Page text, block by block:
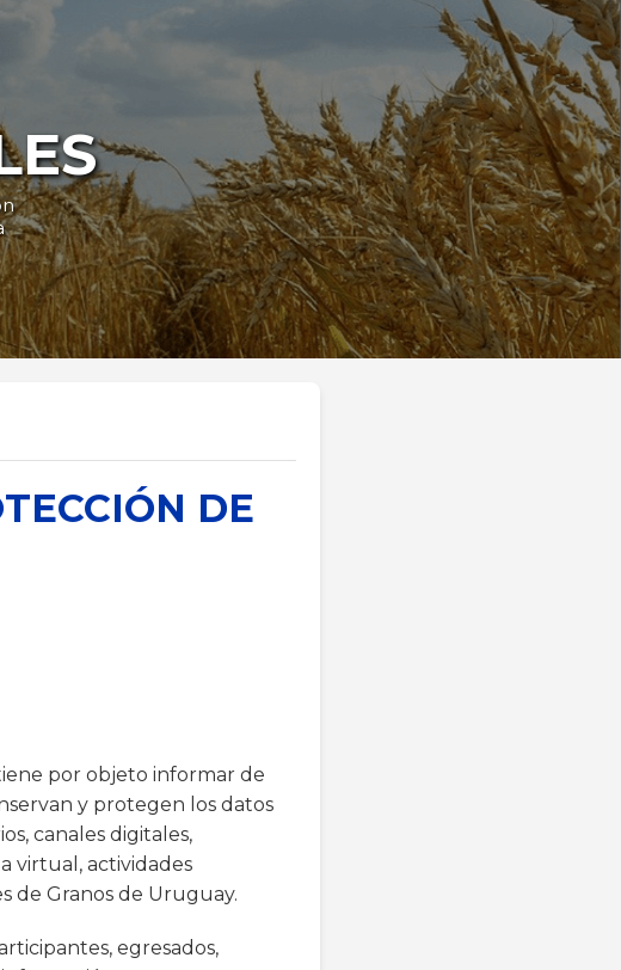
DE
por objeto informar de
y protegen los datos
canales digitales,
virtual, actividades
de Granos de Uruguay.
egresados,